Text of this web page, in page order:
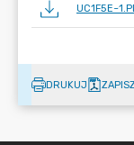
DRUKUJ